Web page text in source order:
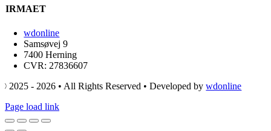
FIRMAET
wdonline
Samsøvej 9
7400 Herning
CVR: 27836607
© 2025 - 2026 • All Rights Reserved • Developed bywdonline
Page load link